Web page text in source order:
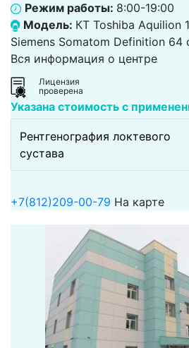
Режим работы: 8:00-19:00
Модель: КТ Toshiba Aquilion
Siemens Somatom Definition 64
Вся информация о центре
Лицензия
проверена
Указана стоимость с
Рентгенография локтевого
сустава
+7(812)209-00-79 На карте